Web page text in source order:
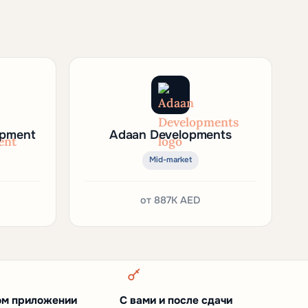
Adaan Developments
Mid-market
от887K AED
приложении С вами и после сдачи